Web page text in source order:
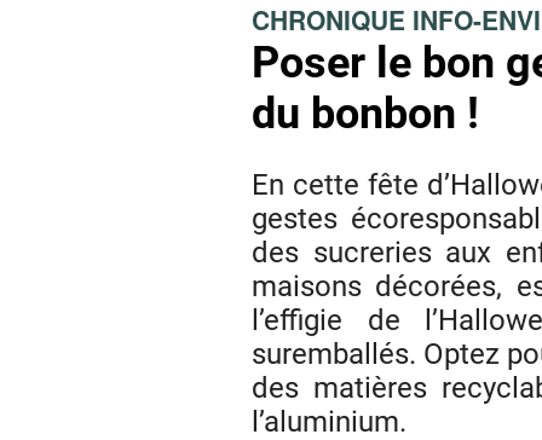
CHRONIQUE INFO-
Poser le bon
du bonbon !
En cette fête
gestes
des sucreries aux
maisons décorées,
l’effigie de
suremballés. Optez
des matières
l’aluminium.